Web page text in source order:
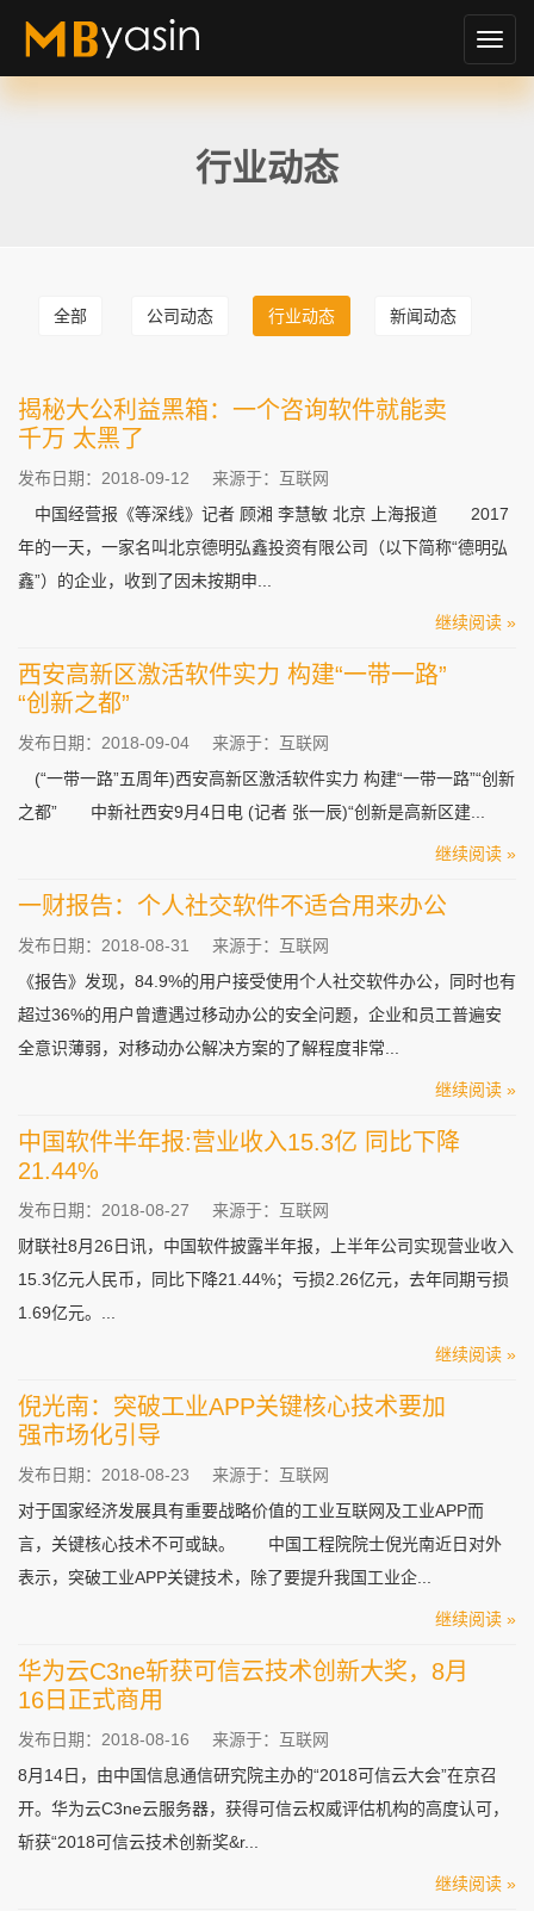
切
换
行业动态
全部 公司动态 行业动态 新闻动态
揭秘大公利益黑箱：一个咨询软件就能卖
千万 太黑了
发布日期：2018-09-12
来源于：互联网
中国经营报《等深线》记者 顾湘 李慧敏 北京 上海报道 2017
年的一天，一家名叫北京德明弘鑫投资有限公司（以下简称“德明弘
鑫”）的企业，收到了因未按期申...
继续阅读 »
西安高新区激活软件实力 构建“一带一路”
“创新之都”
发布日期：2018-09-04
来源于：互联网
(“一带一路”五周年)西安高新区激活软件实力 构建“一带一路”“创新
之都” 中新社西安9月4日电 (记者 张一辰)“创新是高新区建...
继续阅读 »
一财报告：个人社交软件不适合用来办公
发布日期：2018-08-31
来源于：互联网
《报告》发现，84.9%的用户接受使用个人社交软件办公，同时也有
超过36%的用户曾遭遇过移动办公的安全问题，企业和员工普遍安
全意识薄弱，对移动办公解决方案的了解程度非常...
继续阅读 »
中国软件半年报:营业收入15.3亿 同比下降
21.44%
发布日期：2018-08-27
来源于：互联网
财联社8月26日讯，中国软件披露半年报，上半年公司实现营业收入
15.3亿元人民币，同比下降21.44%；亏损2.26亿元，去年同期亏损
1.69亿元。...
继续阅读 »
倪光南：突破工业APP关键核心技术要加
强市场化引导
发布日期：2018-08-23
来源于：互联网
对于国家经济发展具有重要战略价值的工业互联网及工业APP而
言，关键核心技术不可或缺。 中国工程院院士倪光南近日对外
表示，突破工业APP关键技术，除了要提升我国工业企...
继续阅读 »
华为云C3ne斩获可信云技术创新大奖，8月
16日正式商用
发布日期：2018-08-16
来源于：互联网
8月14日，由中国信息通信研究院主办的“2018可信云大会”在京召
开。华为云C3ne云服务器，获得可信云权威评估机构的高度认可，
斩获“2018可信云技术创新奖&r...
继续阅读 »